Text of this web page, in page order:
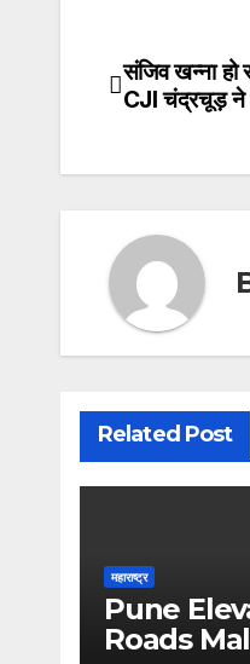
Post
संजिव खन्ना हो
CJI चंद्रचूड़ ने
Related Post
महाराष्ट्र
Pune
Roads